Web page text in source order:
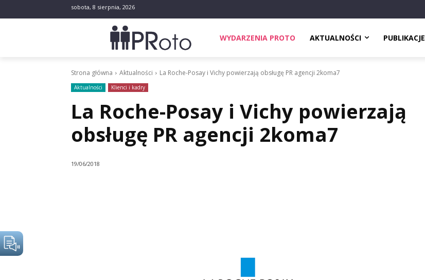
sobota, 8 sierpnia, 2026
WYDARZENIA PROTO AKTUALNOŚCI PUBLIKACJE
Strona główna Aktualności La Roche-Posay i Vichy powierzają obsługę PR agencji 2koma7
Aktualności Klienci i kadry
La Roche-Posay i Vichy powierzają
obsługę PR agencji 2koma7
19/06/2018